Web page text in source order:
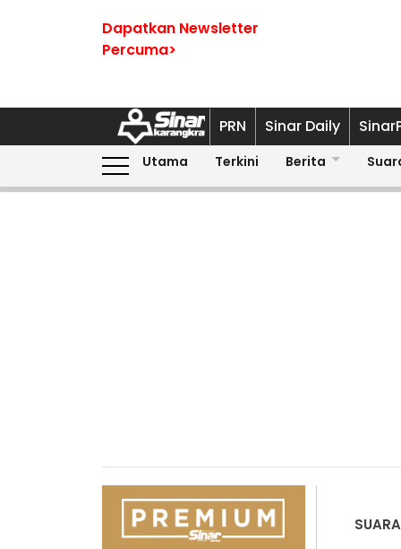
Dapatkan Newsletter
Percuma>
PRN Sinar Daily
Utama Terkini Berita